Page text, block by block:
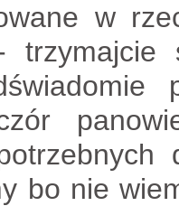
w
trzymajcie
bo nie